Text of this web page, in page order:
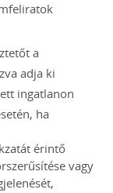
a
adja ki
ingatlanon
ha
érintő
vagy